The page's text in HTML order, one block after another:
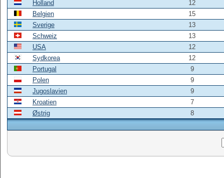
Holland
12
Belgien
15
Sverige
13
Schweiz
13
USA
12
Sydkorea
12
Portugal
9
Polen
9
Jugoslavien
9
Kroatien
7
Østrig
8